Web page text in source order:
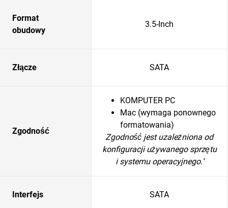
Format
obudowy
3.5-Inch
Złącze SATA
Zgodność
KOMPUTER PC
Mac (wymaga ponownego
formatowania)
Zgodność jest uzależniona od
konfiguracji używanego sprzętu
i systemu operacyjnego.’
Interfejs SATA